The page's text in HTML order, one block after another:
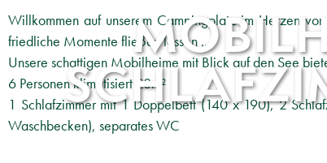
Willkommen auf unserem Campingplatz im Herzen
friedliche Momente fließen lassen ...
Unsere schattigen Mobilheime mit Blick auf den See
6 Personen klimatisiert 28m²
1 Schlafzimmer mit 1 Doppelbett (140 x 190), 2
Waschbecken), separates WC